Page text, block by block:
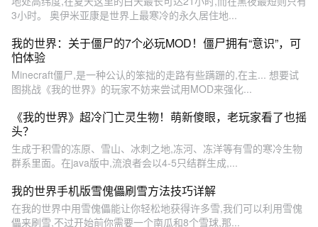
3小时。 奥伊米亚康是世界上最寒冷的永久居住地...
我的世界：关于僵尸的7个必玩MOD！僵尸拥有“意识”，可
怕体验
Minecraft僵尸,是一种公认的笨拙的走路有些蹒跚的,在主... 想要试
图挑战《我的世界》的玩家不妨来尝试用MOD来强化...
《我的世界》超冷门亡灵生物！萌新傻眼，老玩家看了也摇
头？
生成于积雪的冻原、雪山、冰刺之地,冻河、冻洋等有雪的寒冷生物
群系里面。在java版中,流浪者会以4-5只结群生成,...
我的世界手机版雪傀儡刷雪方法技巧详解
在我的世界中用雪傀儡能让你轻松地获得许多雪,我们可以利用雪傀
儡来刷雪,不过开始前你需要一个南瓜和8个雪球,那...